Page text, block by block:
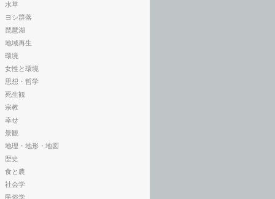
水草
ヨシ群落
琵琶湖
地域再生
環境
女性と環境
思想・哲学
死生観
宗教
幸せ
景観
地理・地形・地図
歴史
食と農
社会学
民俗学